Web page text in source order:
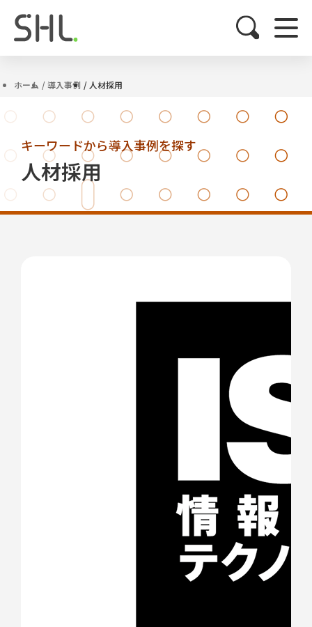
ホーム 導入事例 人材採用
キーワードから導入事例を探す
人材採用